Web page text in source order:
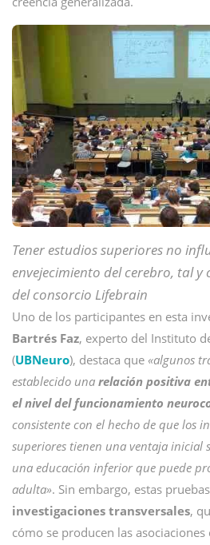
Tener estudios superiores no
envejecimiento del cerebro, tal
del consorcio Lifebrain
Uno de los participantes en esta
Bartrés Faz, experto del Instituto
(UBNeuro), destaca que «algunos
establecido una relación positiva
el nivel del funcionamiento
consistente con el hecho de que los
superiores tienen una ventaja inicial
una educación inferior que puede
adulta». Sin embargo, estas
investigaciones transversales,
cómo se producen las